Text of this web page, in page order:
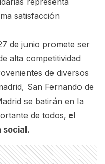
satisfacción
de junio promete ser
alta competitividad
de diversos
San Fernando de
se batirán en la
de todos, el
social.